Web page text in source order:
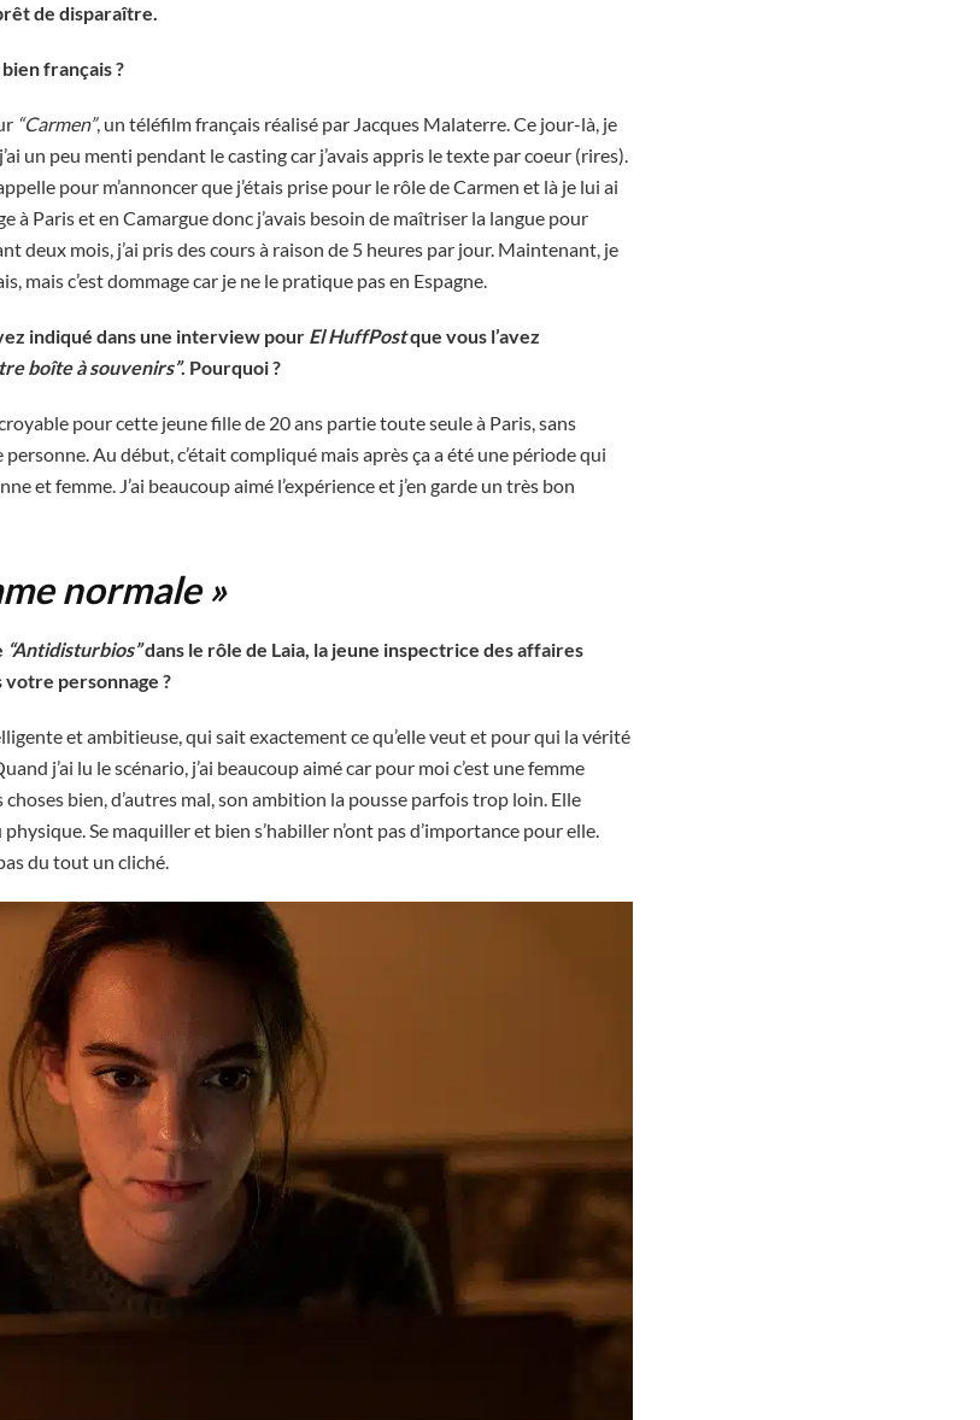
de disparaître.
français ?
“Carmen”, un téléfilm français réalisé par Jacques Malaterre. Ce jour-là, je
un peu menti pendant le casting car j’avais appris le texte par coeur (rires).
pour m’annoncer que j’étais prise pour le rôle de Carmen et là je lui ai
à Paris et en Camargue donc j’avais besoin de maîtriser la langue pour
deux mois, j’ai pris des cours à raison de 5 heures par jour. Maintenant, je
mais c’est dommage car je ne le pratique pas en Espagne.
indiqué dans une interview pour El HuffPostque vous l’avez
boîte à souvenirs”. Pourquoi ?
pour cette jeune fille de 20 ans partie toute seule à Paris, sans
Au début, c’était compliqué mais après ça a été une période qui
et femme. J’ai beaucoup aimé l’expérience et j’en garde un très bon
normale »
“Antidisturbios”dans le rôle de Laia, la jeune inspectrice des affaires
personnage ?
et ambitieuse, qui sait exactement ce qu’elle veut et pour qui la vérité
j’ai lu le scénario, j’ai beaucoup aimé car pour moi c’est une femme
bien, d’autres mal, son ambition la pousse parfois trop loin. Elle
physique. Se maquiller et bien s’habiller n’ont pas d’importance pour elle.
du tout un cliché.